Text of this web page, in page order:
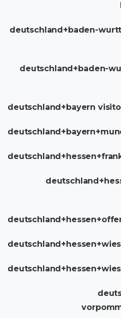
deutschland+baden-
deutschland+baden-
deutschland+bayern